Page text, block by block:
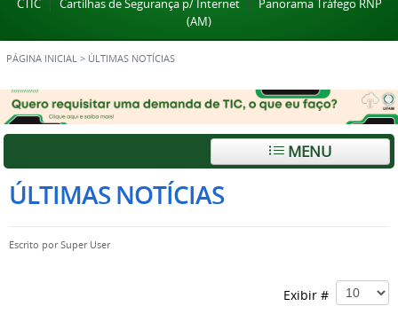
CTIC
Cartilhas de Segurança p/ Internet
Panorama Tráfego RNP
(AM)
PÁGINA INICIAL > ÚLTIMAS NOTÍCIAS
MENU
ÚLTIMAS NOTÍCIAS
Escrito porSuper User
Exibir #